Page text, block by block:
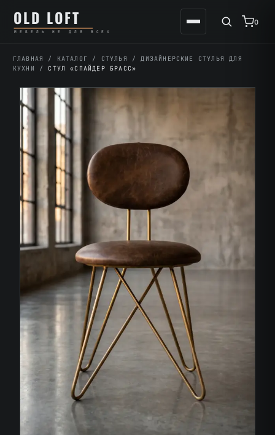
содержимому
содержимому
OLD LOFT
МЕБЕЛЬ НЕ ДЛЯ ВСЕХ
0
ГЛАВНАЯ / КАТАЛОГ / СТУЛЬЯ /ДИЗАЙНЕРСКИЕ СТУЛЬЯ ДЛЯ
КУХНИ
/СТУЛ «СПАЙДЕР БРАСС»